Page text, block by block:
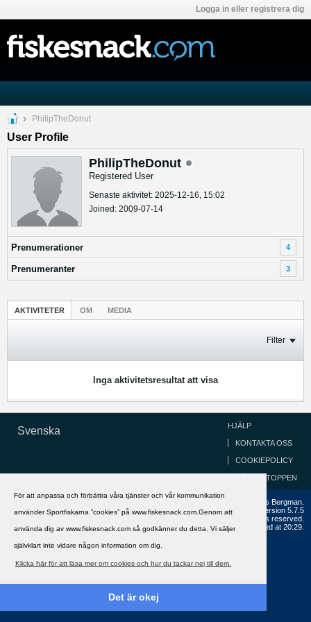
För att anpassa och förbättra våra tjänster och vår kommunikation
använder Sportfiskarna ”cookies” på www.fiskesnack.com.Genom att
använda dig av www.fiskesnack.com så godkänner du detta. Vi säljer
självklart inte vidare någon information om dig.
Klicka här för att läsa mer om cookies och hur du tackar nej till dem.
Det är okej
Logga in eller registrera dig
PhilipTheDonut
User Profile
PhilipTheDonut
Registered User
Senaste aktivitet: 2025-12-16, 15:02
Joined: 2009-07-14
Prenumerationer 4
Prenumeranter 3
AKTIVITETER OM MEDIA
Filter
Inga aktivitetsresultat att visa
Svenska HJÄLP
KONTAKTA OSS
COOKIEPOLICY
GÅ TILL TOPPEN
Copyright ©2002 - 2021, FiskeSnack.com. Grundad 2002 av Anders Bergman.
Powered byvBulletin®
Version 5.7.5
Copyright © 2026 MH Sub I, LLC dba vBulletin. All rights reserved.
All times are GMT+1. This page was generated at 20:29.